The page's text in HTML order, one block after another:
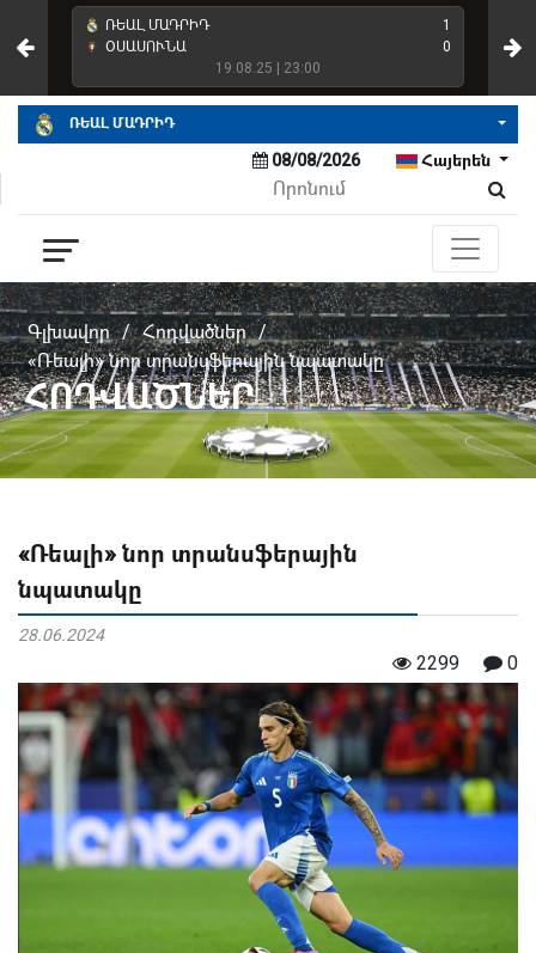
ՌԵԱԼ ՄԱԴՐԻԴ
1
ՕՍԱՍՈՒՆԱ
0
19.08.25 | 23:00
ՌԵԱԼ ՄԱԴՐԻԴ
Հայերեն
08/08/2026
Գլխավոր / Հոդվածներ /
«Ռեալի» նոր տրանսֆերային նպատակը
ՀՈԴՎԱԾՆԵՐ
«Ռեալի» նոր տրանսֆերային
նպատակը
28.06.2024
2299 0